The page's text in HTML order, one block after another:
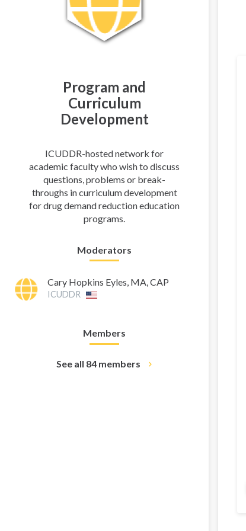
Program and
Curriculum
Development
ICUDDR-hosted network for
academic faculty who wish to discuss
questions, problems or break-
throughs in curriculum development
for drug demand reduction education
programs.
Moderators
Cary Hopkins Eyles, MA, CAP
ICUDDR
Members
See all 84 members